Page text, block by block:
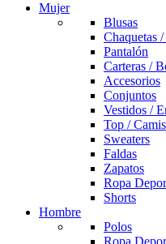
Mujer
Blusas
Chaquetas
Pantalón
Carteras /
Accesorios
Conjuntos
Vestidos /
Top /
Sweaters
Faldas
Zapatos
Ropa
Shorts
Hombre
Polos